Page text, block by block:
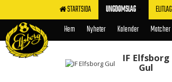
STARTSIDA UNGDOMSLAG ELITLAG
Hem
Nyheter Kalender Matcher
IF Elfsborg
Gul